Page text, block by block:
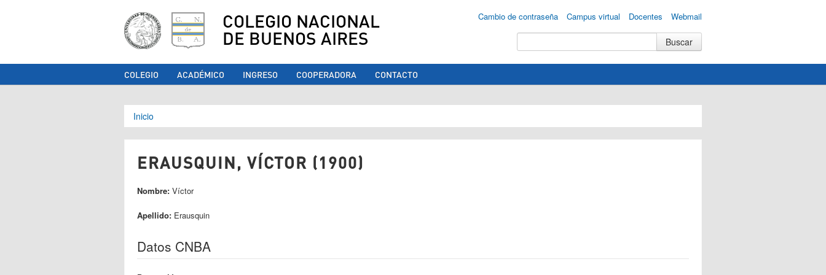
COLEGIO NACIONAL
DE BUENOS AIRES
Cambio de contraseña Campus virtual Docentes Webmail
COLEGIO ACADÉMICO INGRESO COOPERADORA CONTACTO
Se encuentra usted aquí
Inicio
ERAUSQUIN, VÍCTOR (1900)
Nombre: Víctor
Apellido: Erausquin
Datos CNBA